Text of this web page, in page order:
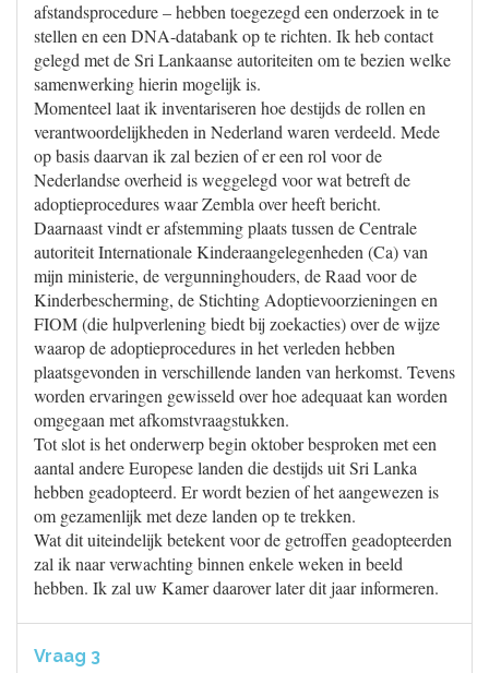
afstandsprocedure – hebben toegezegd een onderzoek in te
stellen en een DNA-databank op te richten. Ik heb contact
gelegd met de Sri Lankaanse autoriteiten om te bezien welke
samenwerking hierin mogelijk is.
Momenteel laat ik inventariseren hoe destijds de rollen en
verantwoordelijkheden in Nederland waren verdeeld. Mede
op basis daarvan ik zal bezien of er een rol voor de
Nederlandse overheid is weggelegd voor wat betreft de
adoptieprocedures waar Zembla over heeft bericht.
Daarnaast vindt er afstemming plaats tussen de Centrale
autoriteit Internationale Kinderaangelegenheden (Ca) van
mijn ministerie, de vergunninghouders, de Raad voor de
Kinderbescherming, de Stichting Adoptievoorzieningen en
FIOM (die hulpverlening biedt bij zoekacties) over de wijze
waarop de adoptieprocedures in het verleden hebben
plaatsgevonden in verschillende landen van herkomst. Tevens
worden ervaringen gewisseld over hoe adequaat kan worden
omgegaan met afkomstvraagstukken.
Tot slot is het onderwerp begin oktober besproken met een
aantal andere Europese landen die destijds uit Sri Lanka
hebben geadopteerd. Er wordt bezien of het aangewezen is
om gezamenlijk met deze landen op te trekken.
Wat dit uiteindelijk betekent voor de getroffen geadopteerden
zal ik naar verwachting binnen enkele weken in beeld
hebben. Ik zal uw Kamer daarover later dit jaar informeren.
Vraag 3